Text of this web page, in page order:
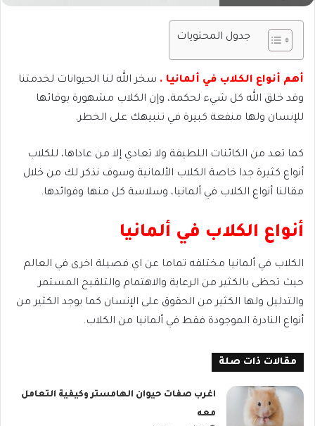
جدول المحتويات
أهم أنواع الكلاب في ألمانيا . سخر الله لنا الحيوانات لخدمتنا
وقد خلق الله كل شيء لحكمة، وإن الكلاب مشهورة بوفائها
للإنسان ولها منفعة كبيرة في تنبيهك على الخطر.
كما تعد من الكائنات اللطيفة ولا تعادي إلا من عاداها، للكلاب
أنواع كثيرة جدا خاصة الكلاب الألمانية وسوف نذكر لك من خلال
مقالنا أنواع الكلاب في ألمانيا، وسلاسة كل منها وفوائدها.
أنواع الكلاب في ألمانيا
الكلاب في ألمانيا مختلفه تماما عن اي فصيلة اخرى في العالم
حيث تحظى بالكثير من الرعاية والاهتمام والتلقيح المستمر
والتدليل ولها الكثير من الحقوق على الإنسان كما يوجد الكثير من
أنواع النادرة الموجودة فقط في ألمانيا من الكلاب.
مقالات ذات صلة
اغرب صفات حيوان الهامستر وكيفية التعامل
معه